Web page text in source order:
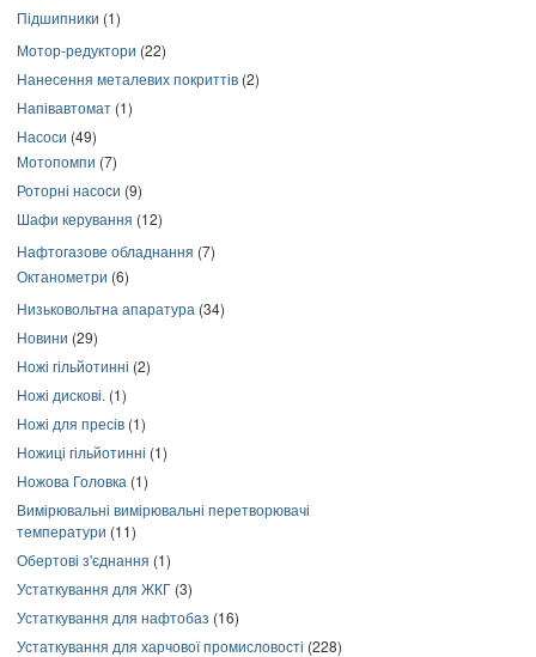
Підшипники (1)
Мотор-редуктори (22)
Нанесення металевих покриттів (2)
Напівавтомат (1)
Насоси (49)
Мотопомпи (7)
Роторні насоси (9)
Шафи керування (12)
Нафтогазове обладнання (7)
Октанометри (6)
Низьковольтна апаратура (34)
Новини (29)
Ножі гільйотинні (2)
Ножі дискові. (1)
Ножі для пресів (1)
Ножиці гільйотинні (1)
Ножова Головка (1)
Вимірювальні вимірювальні перетворювачі
температури (11)
Обертові з'єднання (1)
Устаткування для ЖКГ (3)
Устаткування для нафтобаз (16)
Устаткування для харчової промисловості (228)